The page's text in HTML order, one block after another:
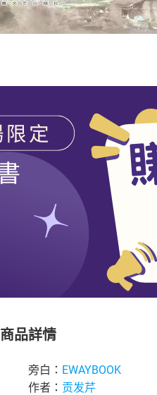
商品詳情
旁白： EWAYBOOK
作者： 贡发芹